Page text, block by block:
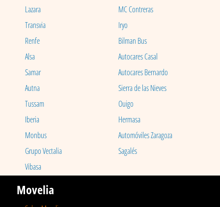
Lazara
MC Contreras
Transvia
Iryo
Renfe
Bilman Bus
Alsa
Autocares Casal
Samar
Autocares Bernardo
Autna
Sierra de las Nieves
Tussam
Ouigo
Iberia
Hermasa
Monbus
Automóviles Zaragoza
Grupo Vectalia
Sagalés
Vibasa
Movelia